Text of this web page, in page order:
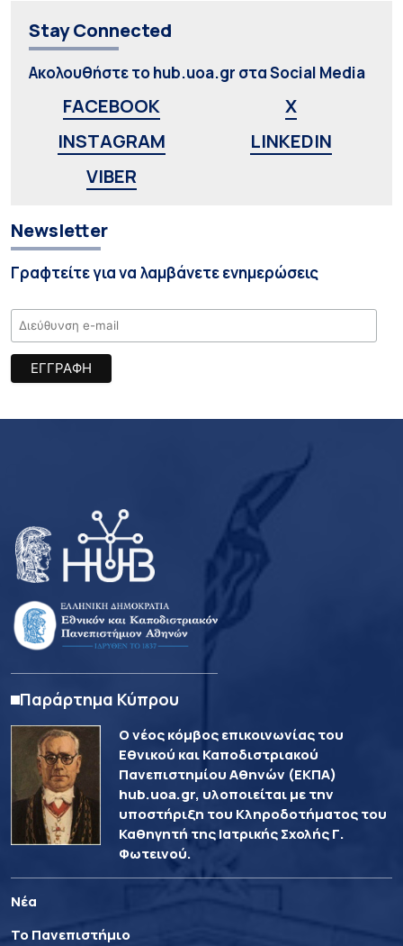
Stay Connected
Ακολουθήστε το hub.uoa.gr στα Social Media
FACEBOOK
X
INSTAGRAM
LINKEDIN
VIBER
Newsletter
Γραφτείτε για να λαμβάνετε ενημερώσεις
Παράρτημα Κύπρου
Ο νέος κόμβος επικοινωνίας του
Εθνικού και Καποδιστριακού
Πανεπιστημίου Αθηνών (ΕΚΠΑ)
hub.uoa.gr, υλοποιείται με την
υποστήριξη του Κληροδοτήματος του
Καθηγητή της Ιατρικής Σχολής Γ.
Φωτεινού.
Νέα
Το Πανεπιστήμιο